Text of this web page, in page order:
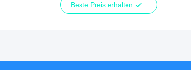
Beste Preis erhalten